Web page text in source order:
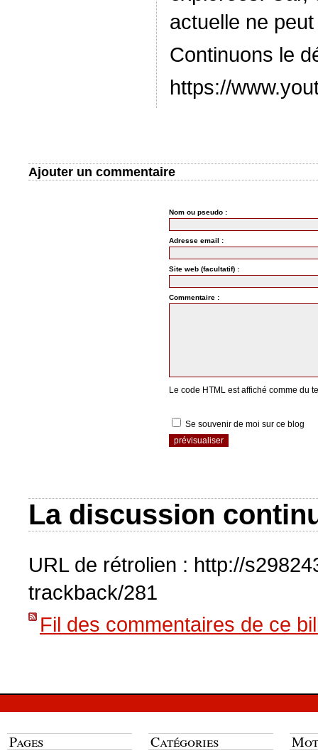
actuelle ne
Continuons le
https://
Ajouter un commentaire
Nom ou pseudo :
Adresse email :
Site web (facultatif) :
Commentaire :
Le code HTML est affiché comme du
Se souvenir de moi sur ce blog
La discussion
URL de rétrolien : http://
trackback/281
Fil des commentaires de ce
Pages Catégories